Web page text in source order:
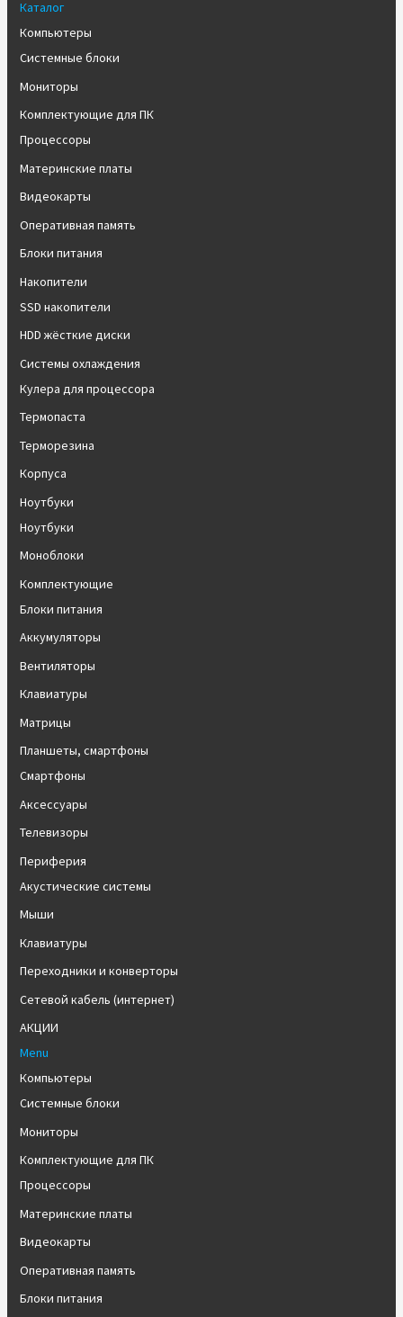
Каталог
Компьютеры
Системные блоки
Мониторы
Комплектующие для ПК
Процессоры
Материнские платы
Видеокарты
Оперативная память
Блоки питания
Накопители
SSD накопители
HDD жёсткие диски
Системы охлаждения
Кулера для процессора
Термопаста
Терморезина
Корпуса
Ноутбуки
Ноутбуки
Моноблоки
Комплектующие
Блоки питания
Аккумуляторы
Вентиляторы
Клавиатуры
Матрицы
Планшеты, смартфоны
Смартфоны
Аксессуары
Телевизоры
Периферия
Акустические системы
Мыши
Клавиатуры
Переходники и конверторы
Сетевой кабель (интернет)
АКЦИИ
Menu
Компьютеры
Системные блоки
Мониторы
Комплектующие для ПК
Процессоры
Материнские платы
Видеокарты
Оперативная память
Блоки питания